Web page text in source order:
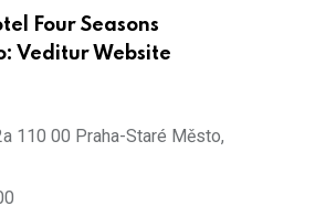
Four Seasons
Veditur Website
110 00 Praha-Staré Město,